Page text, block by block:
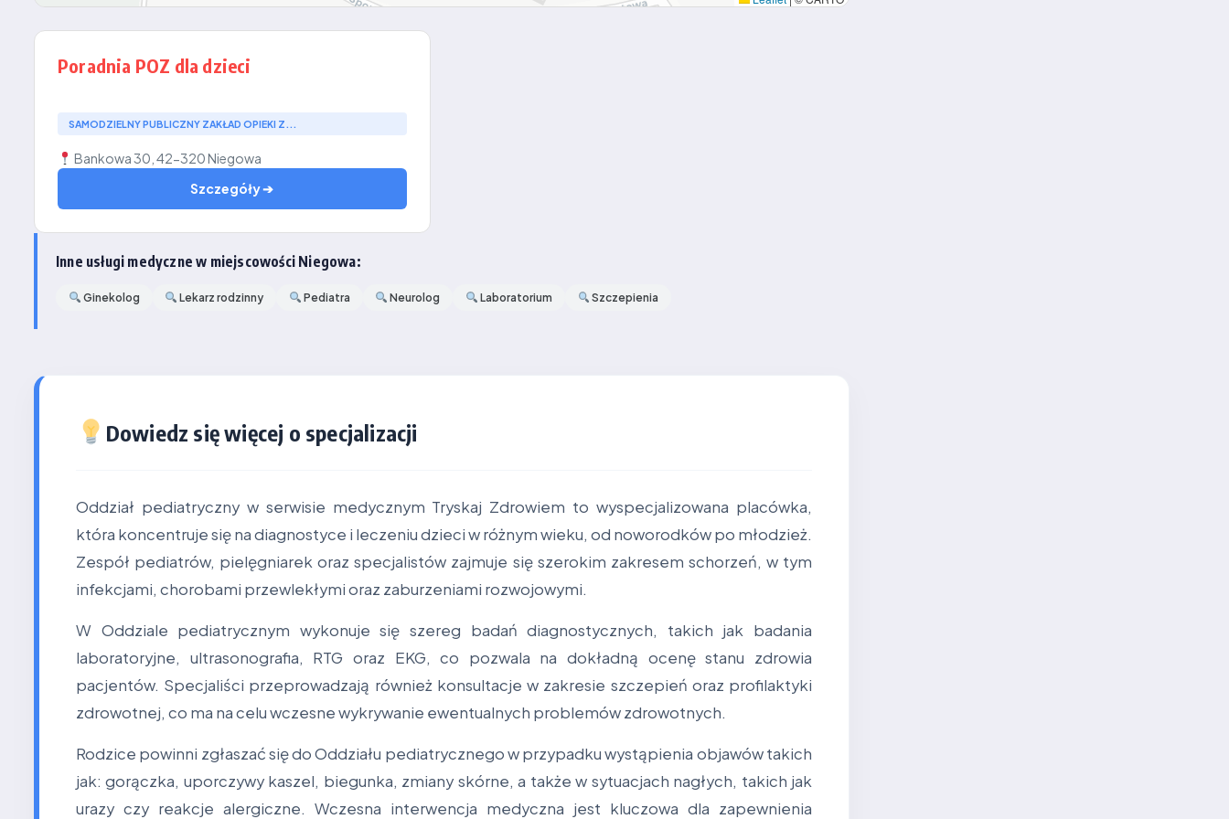
Poradnia POZ dla dzieci
SAMODZIELNY PUBLICZNY ZAKŁAD OPIEKI Z...
Bankowa 30, 42-320 Niegowa
Szczegóły ➔
Inne usługi medyczne w miejscowości Niegowa:
Ginekolog Lekarz rodzinny Pediatra Neurolog Laboratorium Szczepienia
Dowiedz się więcej o specjalizacji
Oddział pediatryczny w serwisie medycznym Tryskaj Zdrowiem to wyspecjalizowana placówka,
która koncentruje się na diagnostyce i leczeniu dzieci w różnym wieku, od noworodków po młodzież.
Zespół pediatrów, pielęgniarek oraz specjalistów zajmuje się szerokim zakresem schorzeń, w tym
infekcjami, chorobami przewlekłymi oraz zaburzeniami rozwojowymi.
W Oddziale pediatrycznym wykonuje się szereg badań diagnostycznych, takich jak badania
laboratoryjne, ultrasonografia, RTG oraz EKG, co pozwala na dokładną ocenę stanu zdrowia
pacjentów. Specjaliści przeprowadzają również konsultacje w zakresie szczepień oraz profilaktyki
zdrowotnej, co ma na celu wczesne wykrywanie ewentualnych problemów zdrowotnych.
Rodzice powinni zgłaszać się do Oddziału pediatrycznego w przypadku wystąpienia objawów takich
jak: gorączka, uporczywy kaszel, biegunka, zmiany skórne, a także w sytuacjach nagłych, takich jak
urazy czy reakcje alergiczne. Wczesna interwencja medyczna jest kluczowa dla zapewnienia